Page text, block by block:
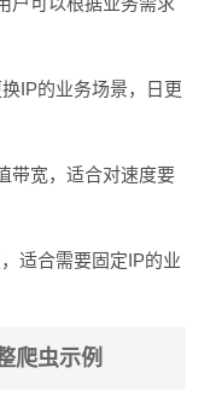
IP的业务场景，日更
带宽，适合对速度要
适合需要固定IP的业
爬虫示例